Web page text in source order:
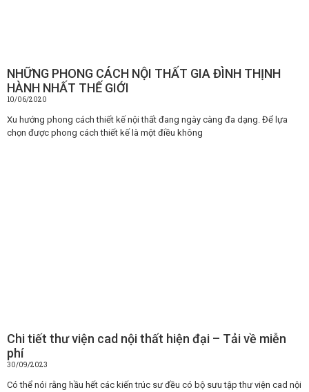
NHỮNG PHONG CÁCH NỘI THẤT GIA ĐÌNH THỊNH
HÀNH NHẤT THẾ GIỚI
10/06/2020
Xu hướng phong cách thiết kế nội thất đang ngày càng đa dạng. Để lựa
chọn được phong cách thiết kế là một điều không
Chi tiết thư viện cad nội thất hiện đại – Tải về miễn
phí
30/09/2023
Có thể nói rằng hầu hết các kiến trúc sư đều có bộ sưu tập thư viện cad nội